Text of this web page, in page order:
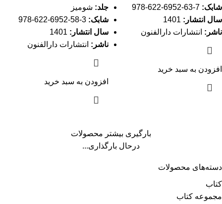
دسته‌های محصولات
کتاب
مجموعه کتاب
شابک:
سال انتشار:
ناشر: انتشارات دارالفنون
افزودن به سبد خرید
جلد: شومیز
شابک:
سال انتشار:
ناشر: انتشارات دارالفنون
افزودن به سبد خرید
بارگیری بیشتر محصولات
درحال بارگذاری...